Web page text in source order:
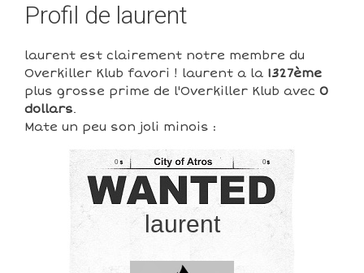
Profil de laurent
laurent est clairement notre membre du
Overkiller Klub favori ! laurent a la 1327ème
plus grosse prime de l'Overkiller Klub avec 0
dollars.
Mate un peu son joli minois :
0
laurent
0